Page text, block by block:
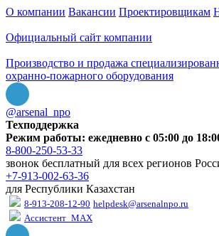
О компании Вакансии Проектировщикам
Официальный сайт компании
Производство и продажа
охранно-пожарного оборудования
@arsenal_npo
Техподдержка
Режим работы: ежедневно с 05:00 до
8-800-250-53-33
звонок бесплатный для всех регионов
+7-913-002-63-36
для Республики Казахстан
8-913-208-12-90 helpdesk@arsenalnpo.ru
Ассистент_MAX